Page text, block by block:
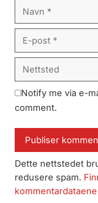
post
Notify me via e-
comment.
Dette nettstedet
redusere spam.